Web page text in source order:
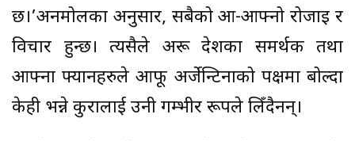
छ।’अनमोलका अनुसार, सबैको आ-आफ्नो रोजाइ र
विचार हुन्छ। त्यसैले अरू देशका समर्थक तथा
आफ्ना फ्यानहरुले आफू अर्जेन्टिनाको पक्षमा बोल्दा
केही भन्ने कुरालाई उनी गम्भीर रूपले लिँदैनन्।